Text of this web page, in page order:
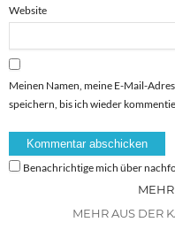
Website
Meinen Namen, meine E-Mail-
speichern, bis ich wieder
Benachrichtige mich über
MEHR AUS DER